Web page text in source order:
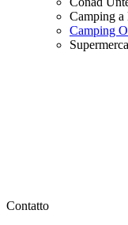
Camping a
Camping
Contatto